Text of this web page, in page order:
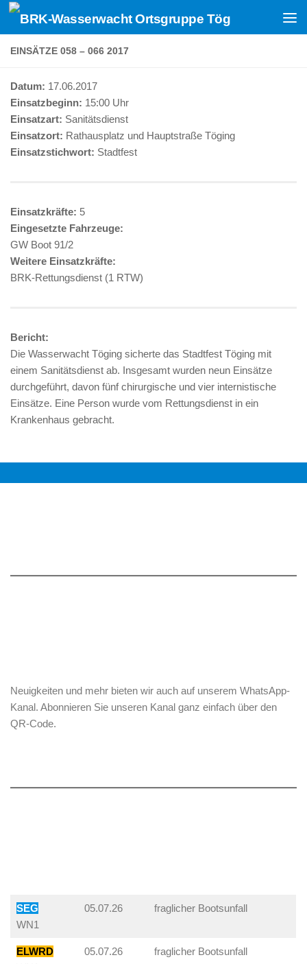
Zum Inhalt springen
EINSÄTZE 058 – 066 2017
Datum: 17.06.2017
Einsatzbeginn: 15:00 Uhr
Einsatzart: Sanitätsdienst
Einsatzort: Rathausplatz und Hauptstraße Töging
Einsatzstichwort: Stadtfest
Einsatzkräfte: 5
Eingesetzte Fahrzeuge:
GW Boot 91/2
Weitere Einsatzkräfte:
BRK-Rettungsdienst (1 RTW)
Bericht:
Die Wasserwacht Töging sicherte das Stadtfest Töging mit
einem Sanitätsdienst ab. Insgesamt wurden neun Einsätze
durchgeführt, davon fünf chirurgische und vier internistische
Einsätze. Eine Person wurde vom Rettungsdienst in ein
Krankenhaus gebracht.
Neuigkeiten und mehr bieten wir auch auf unserem WhatsApp-
Kanal. Abonnieren Sie unseren Kanal ganz einfach über den
QR-Code.
SEG
WN1
05.07.26 fraglicher Bootsunfall
ELWRD
05.07.26 fraglicher Bootsunfall